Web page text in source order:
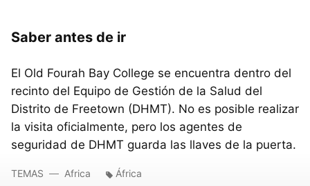
Saber antes de ir
El Old Fourah Bay College se encuentra dentro del
recinto del Equipo de Gestión de la Salud del
Distrito de Freetown (DHMT). No es posible realizar
la visita oficialmente, pero los agentes de
seguridad de DHMT guarda las llaves de la puerta.
TEMAS Africa África